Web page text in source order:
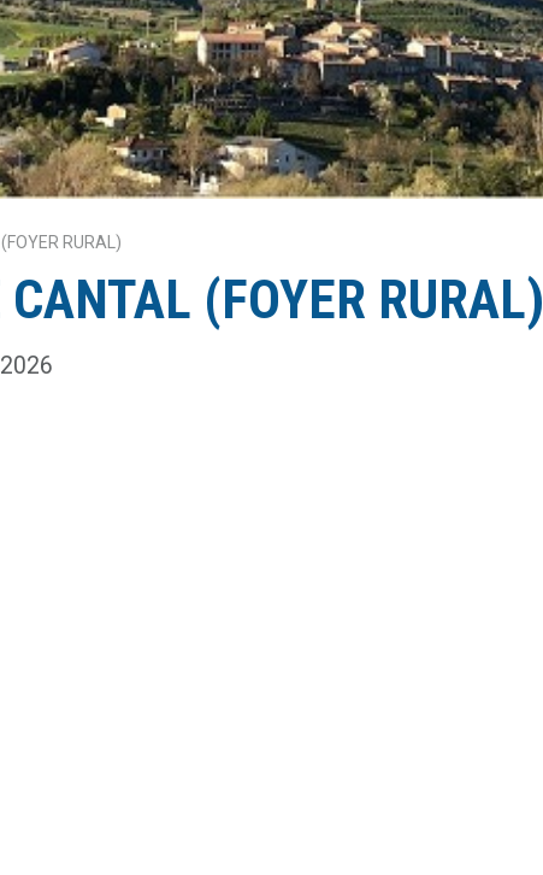
RURAL)
(FOYER RURAL)